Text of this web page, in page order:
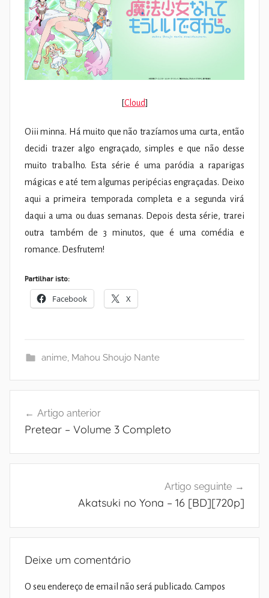
[Cloud]
Oiii minna. Há muito que não trazíamos uma curta, então
decidi trazer algo engraçado, simples e que não desse
muito trabalho. Esta série é uma paródia a raparigas
mágicas e até tem algumas peripécias engraçadas. Deixo
aqui a primeira temporada completa e a segunda virá
daqui a uma ou duas semanas. Depois desta série, trarei
outra também de 3 minutos, que é uma comédia e
romance. Desfrutem!
Partilhar isto:
Facebook X
anime, Mahou Shoujo Nante
de
Artigo anterior
Pretear – Volume 3 Completo
Artigo seguinte
Akatsuki no Yona – 16 [BD][720p]
Deixe um comentário
O seu endereço de email não será publicado. Campos